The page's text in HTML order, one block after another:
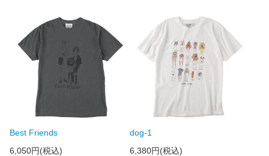
Best Friends
6,050円(税込)
dog-1
6,380円(税込)